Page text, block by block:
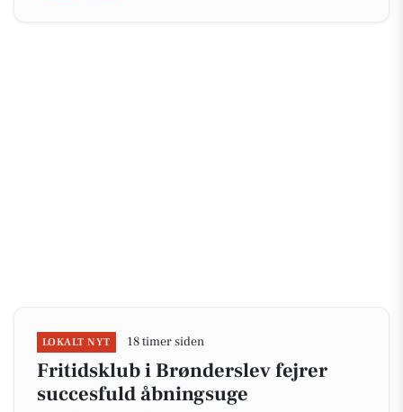
LOKALT NYT 18 timer siden
Fritidsklub i Brønderslev fejrer
succesfuld åbningsuge